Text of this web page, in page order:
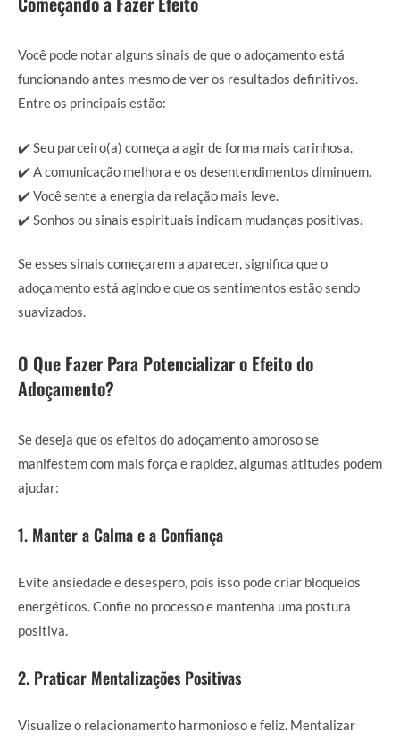
Você pode notar alguns sinais de que o adoçamento está
funcionando antes mesmo de ver os resultados definitivos.
Entre os principais estão:
✔️ Seu parceiro(a) começa a agir de forma mais carinhosa.
✔️ A comunicação melhora e os desentendimentos diminuem.
✔️ Você sente a energia da relação mais leve.
✔️ Sonhos ou sinais espirituais indicam mudanças positivas.
Se esses sinais começarem a aparecer, significa que o
adoçamento está agindo e que os sentimentos estão sendo
suavizados.
O Que Fazer Para Potencializar o Efeito do
Adoçamento?
Se deseja que os efeitos do adoçamento amoroso se
manifestem com mais força e rapidez, algumas atitudes podem
ajudar:
1. Manter a Calma e a Confiança
Evite ansiedade e desespero, pois isso pode criar bloqueios
energéticos. Confie no processo e mantenha uma postura
positiva.
2. Praticar Mentalizações Positivas
Visualize o relacionamento harmonioso e feliz. Mentalizar